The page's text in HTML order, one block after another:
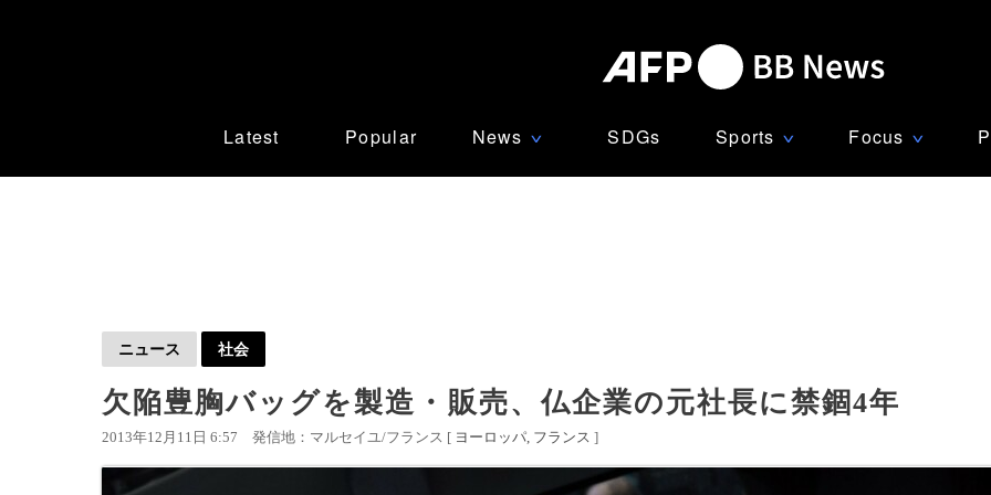
Latest Popular News ∨ SDGs Sports ∨ Focus ∨
ニュース 社会
欠陥豊胸バッグを製造・販売、仏企業の元社長に禁錮4年
2013年12月11日 6:57 発信地：マルセイユ/フランス [ ヨーロッパ フランス ]